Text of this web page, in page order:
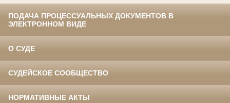
ПОДАЧА ПРОЦЕССУАЛЬНЫХ ДОКУМЕНТОВ В
ЭЛЕКТРОННОМ ВИДЕ
О СУДЕ
СУДЕЙСКОЕ СООБЩЕСТВО
НОРМАТИВНЫЕ АКТЫ